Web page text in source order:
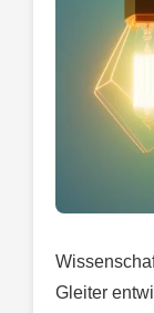
Gleiter